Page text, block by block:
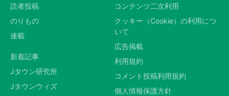
読者投稿
のりもの
連載
新着記事
Jタウン研究所
Jタウンウィズ
コンテンツ二次利用
クッキー（Cookie）の利用につ
いて
広告掲載
利用規約
コメント投稿利用規約
個人情報保護方針